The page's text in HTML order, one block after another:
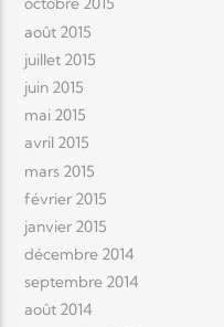
août 2015
juillet 2015
juin 2015
mai 2015
avril 2015
mars 2015
février 2015
janvier 2015
décembre 2014
septembre 2014
août 2014